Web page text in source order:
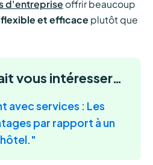
d'entreprise offrir beaucoup
et efficace plutôt que
vous intéresser…
avec services : Les
par rapport à un
hôtel."